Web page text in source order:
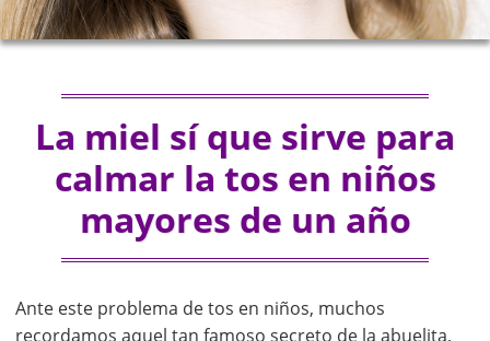
La miel sí que sirve para
calmar la tos en niños
mayores de un año
Ante este problema de tos en niños, muchos
recordamos aquel tan famoso secreto de la abuelita,